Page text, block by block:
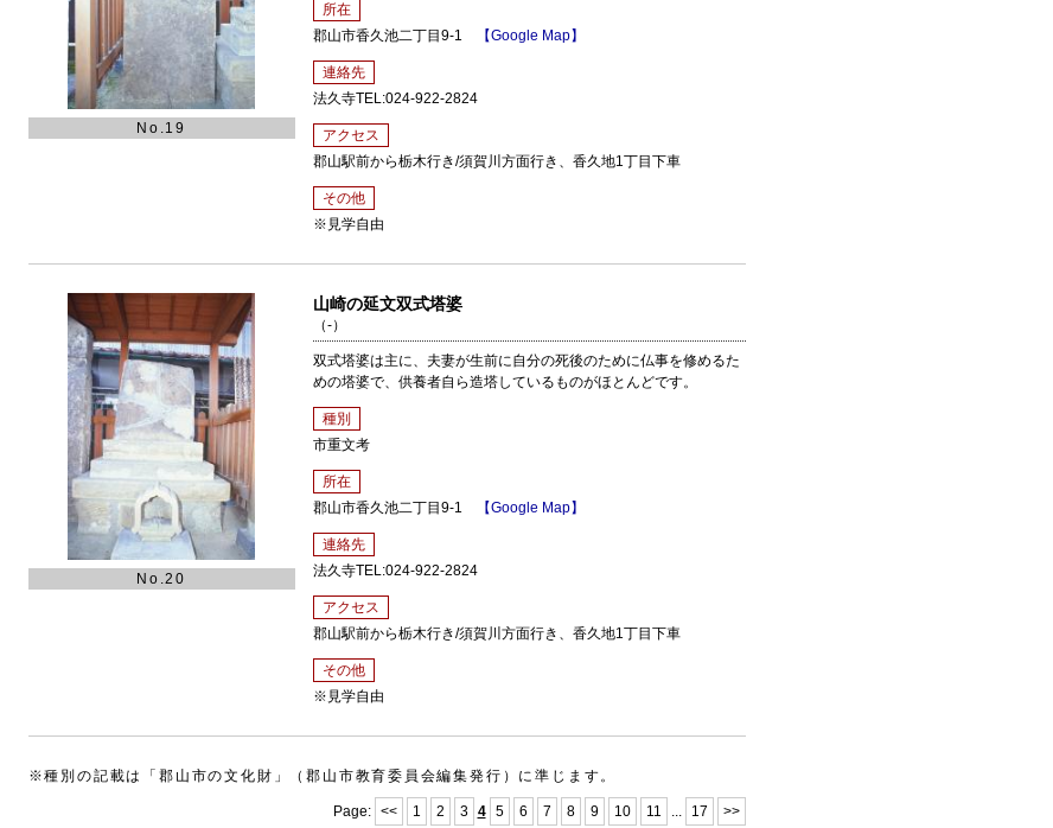
所在
郡山市香久池二丁目9-1
【Google Map】
連絡先
法久寺TEL:024-922-2824
アクセス
郡山駅前から栃木行き/須賀川方面行き、香久地1丁目下車
その他
※見学自由
No.19
山崎の延文双式塔婆
（-）
双式塔婆は主に、夫妻が生前に自分の死後のために仏事を修めるた
めの塔婆で、供養者自ら造塔しているものがほとんどです。
種別
市重文考
所在
郡山市香久池二丁目9-1
【Google Map】
連絡先
法久寺TEL:024-922-2824
アクセス
郡山駅前から栃木行き/須賀川方面行き、香久地1丁目下車
その他
※見学自由
No.20
※種別の記載は「郡山市の文化財」（郡山市教育委員会編集発行）に準じます。
Page: << 1 2 3 4 5 6 7 8 9 10 11 ... 17 >>